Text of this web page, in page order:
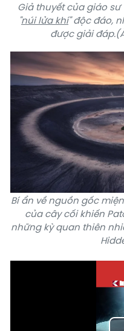
Giả thuyết của giáo
"núi lửa khí" độc đáo,
được giải
Bí ẩn về nguồn gốc
của cây cối khiến
những kỳ quan thiên